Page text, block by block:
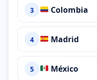
3 Colombia
4 Madrid
5 México